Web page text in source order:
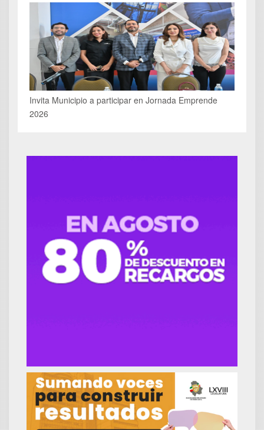
Invita Municipio a participar en Jornada Emprende
2026